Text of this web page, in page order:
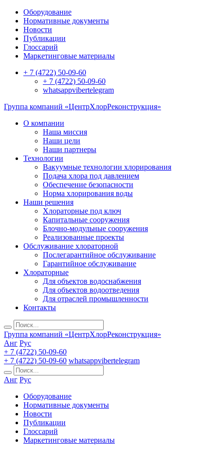
Оборудование
Нормативные документы
Новости
Публикации
Глоссарий
Маркетинговые материалы
+ 7 (4722) 50-09-60
+ 7 (4722) 50-09-60
whatsappvibertelegram
Группа компаний «ЦентрХлорРеконструкция»
О компании
Наша миссия
Наши цели
Наши партнеры
Технологии
Вакуумные технологии хлорирования
Подача хлора под давлением
Обеспечение безопасности
Норма хлорирования воды
Наши решения
Хлораторные под ключ
Капитальные сооружения
Блочно-модульные сооружения
Реализованные проекты
Обслуживание хлораторной
Послегарантийное обслуживание
Гарантийное обслуживание
Хлораторные
Для объектов водоснабжения
Для объектов водоотведения
Для отраслей промышленности
Контакты
Группа компаний «ЦентрХлорРеконструкция»
Анг Рус
+ 7 (4722) 50-09-60
+ 7 (4722) 50-09-60 whatsappvibertelegram
Анг Рус
Оборудование
Нормативные документы
Новости
Публикации
Глоссарий
Маркетинговые материалы